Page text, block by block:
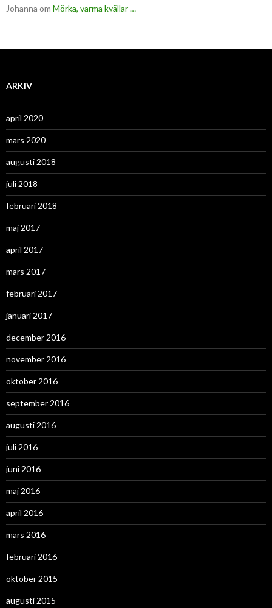
Johanna om Mörka, varma kvällar …
ARKIV
april 2020
mars 2020
augusti 2018
juli 2018
februari 2018
maj 2017
april 2017
mars 2017
februari 2017
januari 2017
december 2016
november 2016
oktober 2016
september 2016
augusti 2016
juli 2016
juni 2016
maj 2016
april 2016
mars 2016
februari 2016
oktober 2015
augusti 2015